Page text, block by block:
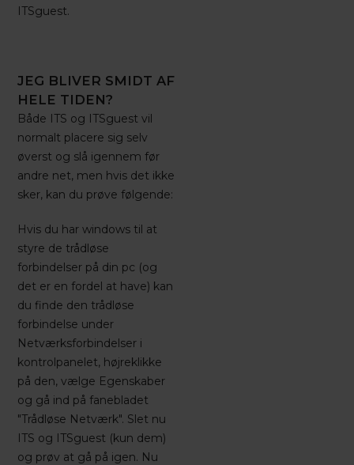
ITSguest.
JEG BLIVER SMIDT AF
HELE TIDEN?
Både ITS og ITSguest vil
normalt placere sig selv
øverst og slå igennem før
andre net, men hvis det ikke
sker, kan du prøve følgende:
Hvis du har windows til at
styre de trådløse
forbindelser på din pc (og
det er en fordel at have) kan
du finde den trådløse
forbindelse under
Netværksforbindelser i
kontrolpanelet, højreklikke
på den, vælge Egenskaber
og gå ind på fanebladet
"Trådløse Netværk". Slet nu
ITS og ITSguest (kun dem)
og prøv at gå på igen. Nu